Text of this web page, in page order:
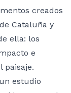
creados
Cataluña y
ella: los
e
paisaje.
estudio